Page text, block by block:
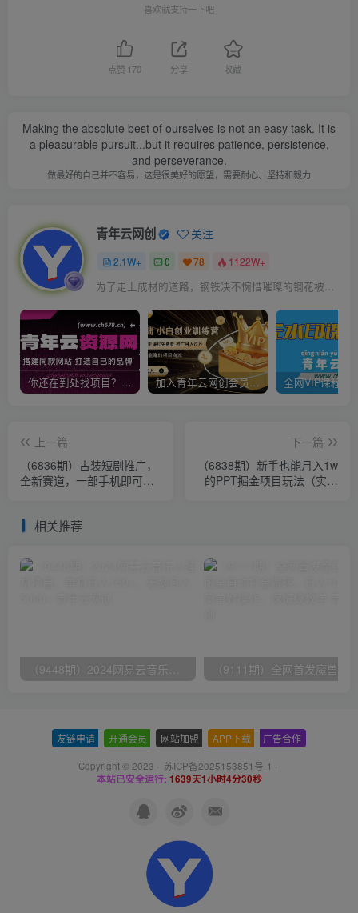
喜欢就支持一下吧
点赞 170 分享 收藏
Making the absolute best of ourselves is not an easy task. It is
a pleasurable pursuit...but it requires patience, persistence,
and perseverance.
做最好的自己并不容易，这是很美好的愿望，需要耐心、坚持和毅力
青年云网创 关注
2.1W+ 0 78 1122W+
为了走上成材的道路，钢铁决不惋惜璀璨的钢花被遗弃
你还在到处找项目？还在当韭菜？我靠卖项目一个月收入5万+，曾经我也是个失败者。 加入青年云网创会员，全站资源免费学习。加入高级合伙人，推广日入1000+
上一篇
（6836期）古装短剧推广，
全新赛道，一部手机即可，
下一篇
（6838期）新手也能月入1w
的PPT掘金项目玩法（实操
相关推荐
友链申请 开通会员 网站加盟 APP下载 广告合作
Copyright © 2023 · 苏ICP备2025153851号-1 ·
本站已安全运行: 1639天1小时4分31秒